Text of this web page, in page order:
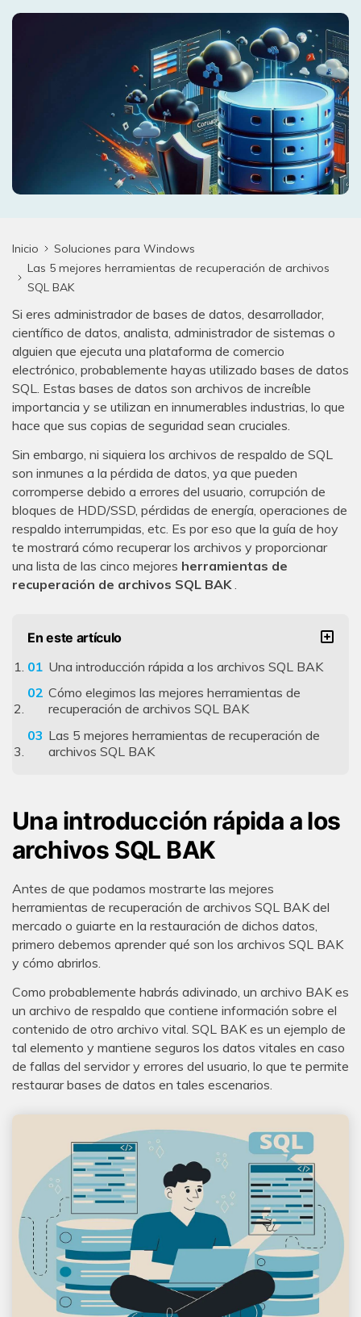
Recoverit Gratis
Recupera datos perdidos/eliminados gratis
Pruébalo Gratis
Otros Productos
UBackit - Respaldar Datos
search
Inicio
Soluciones para Windows
Las 5 mejores herramientas de recuperación de archivos
SQL BAK
Si eres administrador de bases de datos, desarrollador,
científico de datos, analista, administrador de sistemas o
alguien que ejecuta una plataforma de comercio
electrónico, probablemente hayas utilizado bases de datos
SQL. Estas bases de datos son archivos de increíble
importancia y se utilizan en innumerables industrias, lo que
hace que sus copias de seguridad sean cruciales.
Sin embargo, ni siquiera los archivos de respaldo de SQL
son inmunes a la pérdida de datos, ya que pueden
corromperse debido a errores del usuario, corrupción de
bloques de HDD/SSD, pérdidas de energía, operaciones de
respaldo interrumpidas, etc. Es por eso que la guía de hoy
te mostrará cómo recuperar los archivos y proporcionar
una lista de las cinco mejores herramientas de
recuperación de archivos SQL BAK
En este artículo
Una introducción rápida a los archivos SQL BAK
Cómo elegimos las mejores herramientas de
recuperación de archivos SQL BAK
Las 5 mejores herramientas de recuperación de
archivos SQL BAK
Una introducción rápida a los
archivos SQL BAK
Antes de que podamos mostrarte las mejores
herramientas de recuperación de archivos SQL BAK del
mercado o guiarte en la restauración de dichos datos,
primero debemos aprender qué son los archivos SQL BAK
y cómo abrirlos.
Como probablemente habrás adivinado, un archivo BAK es
un archivo de respaldo que contiene información sobre el
contenido de otro archivo vital. SQL BAK es un ejemplo de
tal elemento y mantiene seguros los datos vitales en caso
de fallas del servidor y errores del usuario, lo que te permite
restaurar bases de datos en tales escenarios.